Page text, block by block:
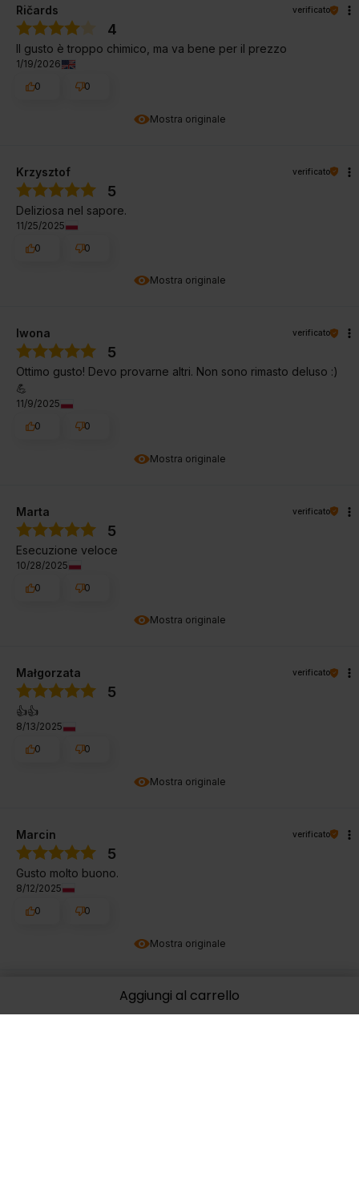
Aggiungi al carrello
Mostra originale
Ričards verificato
4
Il gusto è troppo chimico, ma va bene per il prezzo
1/19/2026
0
0
Mostra originale
Krzysztof verificato
5
Deliziosa nel sapore.
11/25/2025
0
0
Mostra originale
Iwona verificato
5
Ottimo gusto! Devo provarne altri. Non sono rimasto deluso :)
💪
11/9/2025
0
0
Mostra originale
Marta verificato
5
Esecuzione veloce
10/28/2025
0
0
Mostra originale
Małgorzata verificato
5
👍️👍️
8/13/2025
0
0
Mostra originale
Marcin verificato
5
Gusto molto buono.
8/12/2025
0
0
4